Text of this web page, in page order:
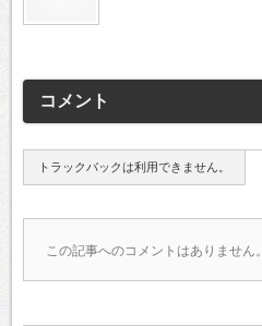
コメント
トラックバックは利用できません。
この記事へのコメントはありません。